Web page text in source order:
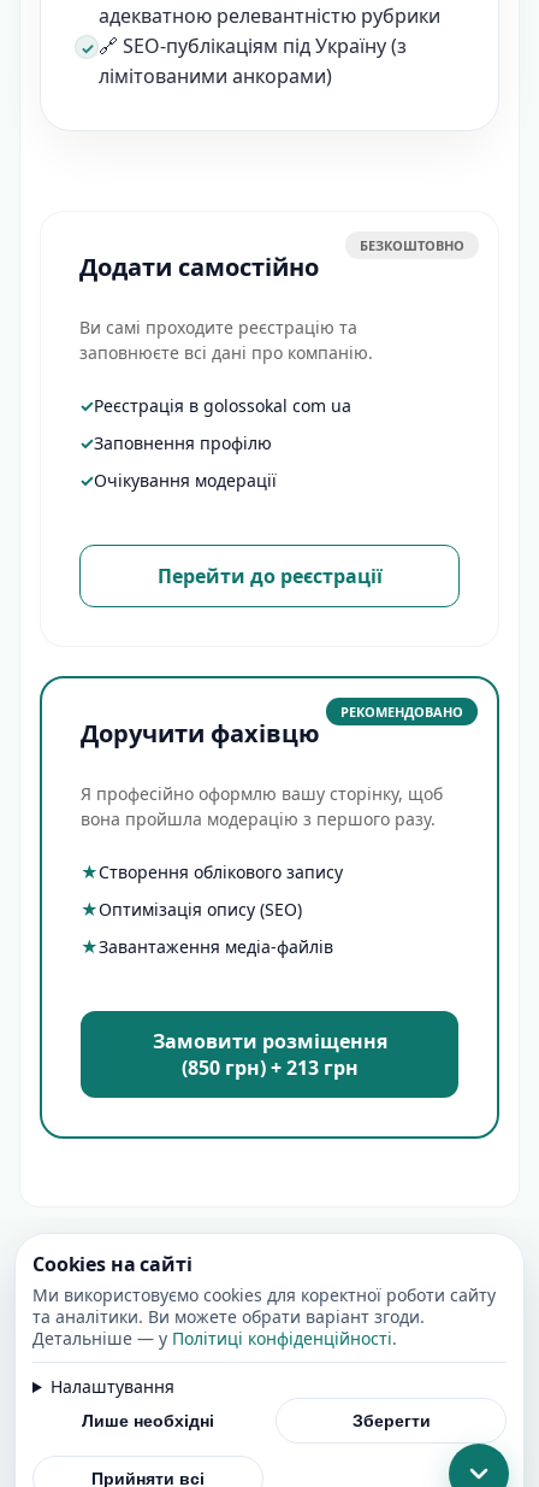
адекватною релевантністю рубрики
🔗 SEO-публікаціям під Україну (з
лімітованими анкорами)
БЕЗКОШТОВНО
Додати самостійно
Ви самі проходите реєстрацію та
заповнюєте всі дані про компанію.
✓Реєстрація в golossokal com ua
✓Заповнення профілю
✓Очікування модерації
Перейти до реєстрації
РЕКОМЕНДОВАНО
Доручити фахівцю
Я професійно оформлю вашу сторінку, щоб
вона пройшла модерацію з першого разу.
★Створення облікового запису
★Оптимізація опису (SEO)
★Завантаження медіа-файлів
Замовити розміщення
(850 грн) + 213 грн
Cookies на сайті
Ми використовуємо cookies для коректної роботи сайту
та аналітики. Ви можете обрати варіант згоди.
Детальніше — у Політиці конфіденційності.
Налаштування
Лише необхідні Зберегти
Прийняти всі